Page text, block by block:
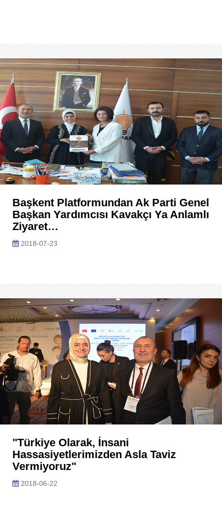
Başkent Platformundan Ak Parti Genel
Başkan Yardımcısı Kavakçı Ya Anlamlı
Ziyaret…
2018-07-23
"Türkiye Olarak, İnsani
Hassasiyetlerimizden Asla Taviz
Vermiyoruz"
2018-06-22